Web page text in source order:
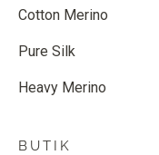
Cotton Merino
Pure Silk
Heavy Merino
BUTIK